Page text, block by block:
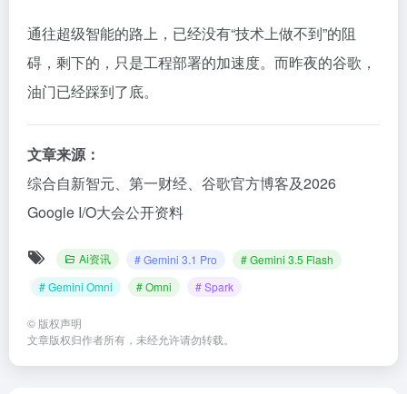
通往超级智能的路上，已经没有“技术上做不到”的阻
碍，剩下的，只是工程部署的加速度。而昨夜的谷歌，
油门已经踩到了底。
文章来源：
综合自新智元、第一财经、谷歌官方博客及2026
Google I/O大会公开资料
Ai资讯 # Gemini 3.1 Pro
# Gemini 3.5 Flash
# Gemini Omni
# Omni # Spark
© 版权声明
文章版权归作者所有，未经允许请勿转载。